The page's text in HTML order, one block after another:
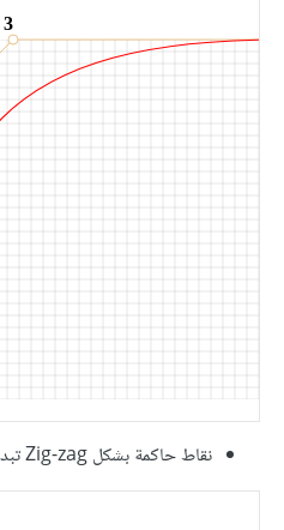
نقاط حاكمة بشكل Zig-zag تبدو جيدةً أيضًا: